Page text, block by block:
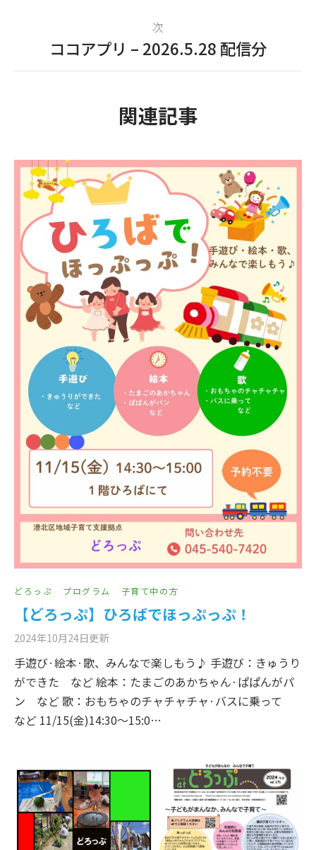
次
ココアプリ – 2026.5.28 配信分
関連記事
どろっぷ プログラム 子育て中の方
【どろっぷ】ひろばでほっぷっぷ！
2024年10月24日更新
手遊び·絵本·歌、みんなで楽しもう♪ 手遊び：きゅうり
ができた など 絵本：たまごのあかちゃん·ぱぱんがパ
ン など 歌：おもちゃのチャチャチャ·バスに乗って
など 11/15(金)14:30～15:0…